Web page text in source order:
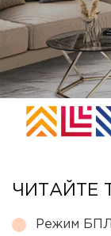
ЧИТАЙТЕ
Режим